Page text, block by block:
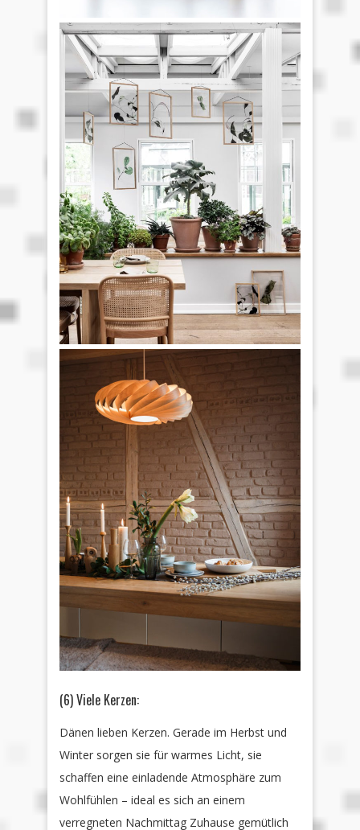
(6) Viele Kerzen:
Dänen lieben Kerzen. Gerade im Herbst und
Winter sorgen sie für warmes Licht, sie
schaffen eine einladende Atmosphäre zum
Wohlfühlen – ideal es sich an einem
verregneten Nachmittag Zuhause gemütlich